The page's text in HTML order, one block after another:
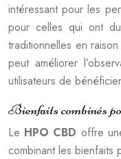
intéressant pour les
pour celles qui ont
traditionnelles en
peut améliorer
utilisateurs de
Bienfaits combinés
Le HPO CBD offre
combinant les